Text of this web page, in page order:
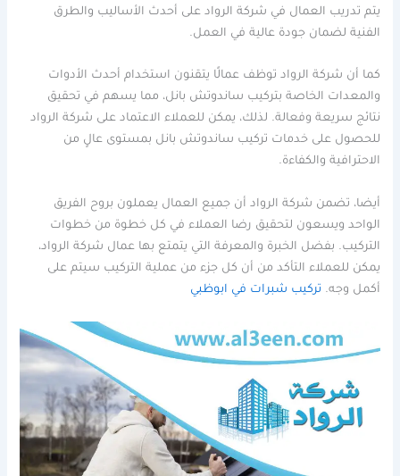
يتم تدريب العمال في شركة الرواد على أحدث الأساليب والطرق
الفنية لضمان جودة عالية في العمل.
كما أن شركة الرواد توظف عمالًا يتقنون استخدام أحدث الأدوات
والمعدات الخاصة بتركيب ساندوتش بانل، مما يسهم في تحقيق
نتائج سريعة وفعالة. لذلك، يمكن للعملاء الاعتماد على شركة الرواد
للحصول على خدمات تركيب ساندوتش بانل بمستوى عالٍ من
الاحترافية والكفاءة.
أيضا، تضمن شركة الرواد أن جميع العمال يعملون بروح الفريق
الواحد ويسعون لتحقيق رضا العملاء في كل خطوة من خطوات
التركيب. بفضل الخبرة والمعرفة التي يتمتع بها عمال شركة الرواد،
يمكن للعملاء التأكد من أن كل جزء من عملية التركيب سيتم على
أكمل وجه. تركيب شبرات في ابوظبي